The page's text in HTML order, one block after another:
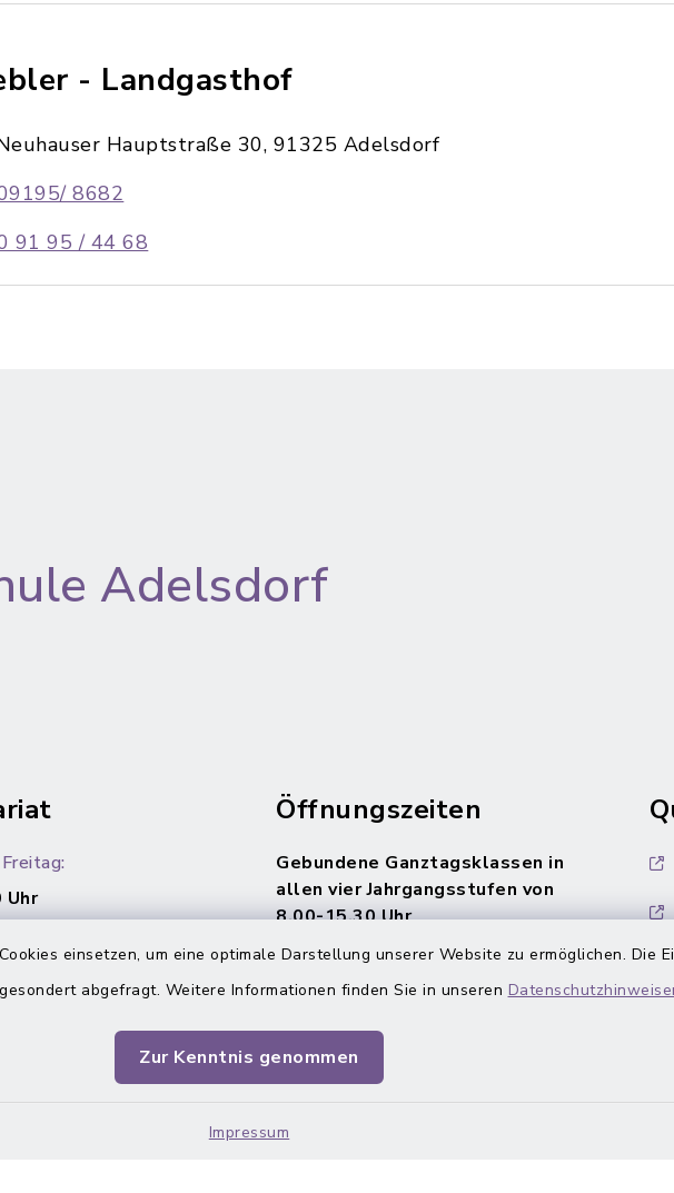
einsetzen, um eine optimale Darstellung unserer Website zu ermöglichen. Die
abgefragt. Weitere Informationen finden Sie in unseren
Zur Kenntnis genommen
Impressum
- Landgasthof
Hauptstraße 30, 91325 Adelsdorf
8682
91 95 / 44 68
Adelsdorf
Uhr
Öffnungszeiten
Gebundene Ganztagsklassen in
allen vier Jahrgangsstufen von
8.00-15.30 Uhr